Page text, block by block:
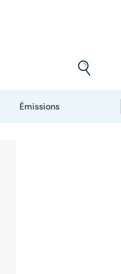
Émissions